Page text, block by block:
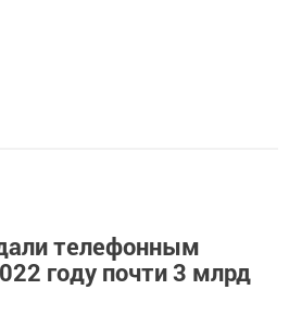
телефонным
году почти 3 млрд